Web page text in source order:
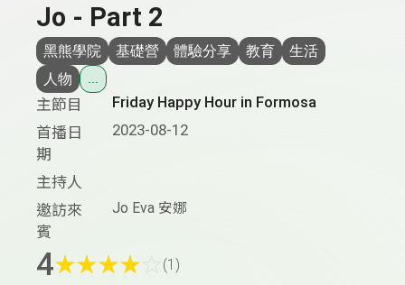
Jo - Part 2
黑熊學院 基礎營 體驗分享 教育
生活
人物
...
主節目
Friday Happy Hour in Formosa
首播日
期
2023-08-12
主持人
邀訪來
賓
Jo Eva 安娜
4★★★★ (1)